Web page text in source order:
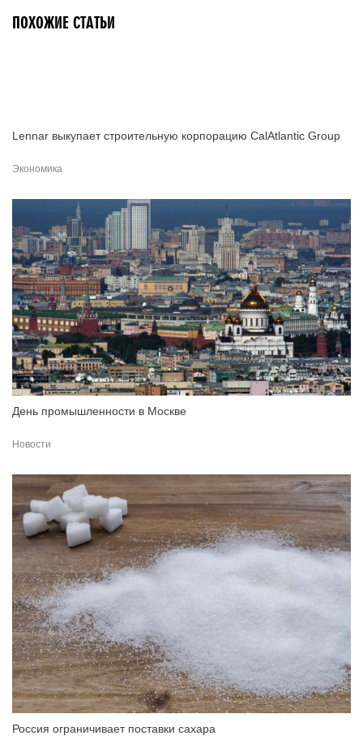
ПОХОЖИЕ СТАТЬИ
Lennar выкупает строительную корпорацию CalAtlantic Group
Экономика
День промышленности в Москве
Новости
Россия ограничивает поставки сахара